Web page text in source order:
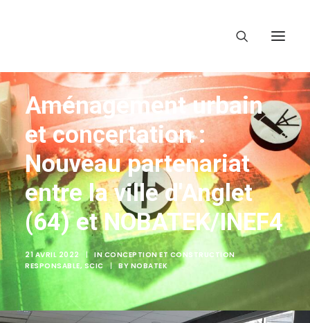
Aménagement urbain
et concertation :
Nouveau partenariat
entre la ville d'Anglet
(64) et NOBATEK/INEF4
21 AVRIL 2022 | INCONCEPTION ET CONSTRUCTION
RESPONSABLE, SCIC | BYNOBATEK